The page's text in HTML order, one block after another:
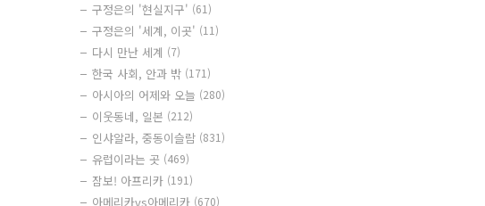
구정은의 '현실지구' (61)
구정은의 '세계, 이곳' (11)
다시 만난 세계 (7)
한국 사회, 안과 밖 (171)
아시아의 어제와 오늘 (280)
이웃동네, 일본 (212)
인샤알라, 중동이슬람 (831)
유럽이라는 곳 (469)
잠보! 아프리카 (191)
아메리카vs아메리카 (670)